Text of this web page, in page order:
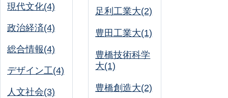
現代文化(4)
政治経済(4)
総合情報(4)
デザイン工(4)
人文社会(3)
足利工業大(2)
豊田工業大(1)
豊橋技術科学
大(1)
豊橋創造大(2)